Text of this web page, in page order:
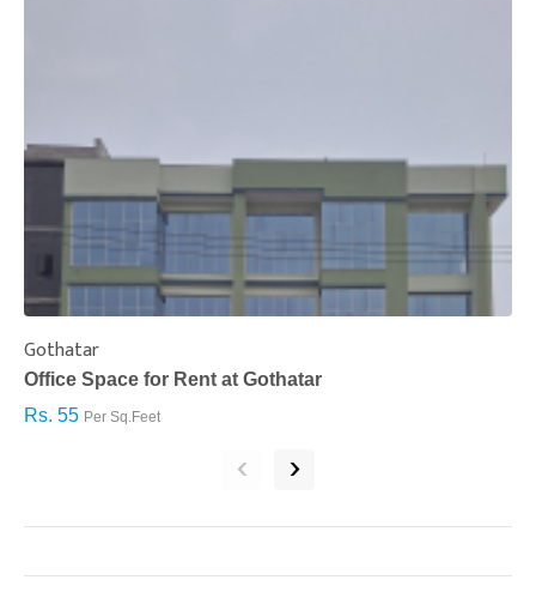
Gothatar
Office Space for Rent at Gothatar
Rs. 55 Per Sq.Feet
‹ ›